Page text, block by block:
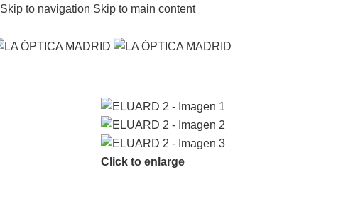
Skip to navigation Skip to main content
Click to enlarge